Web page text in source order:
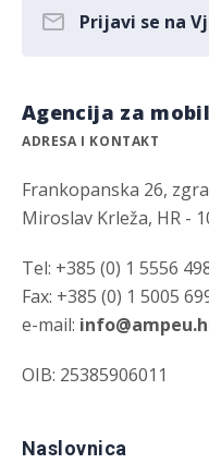
Prijavi se na
Agencija za
ADRESA I KONTAKT
Frankopanska 26,
Miroslav Krleža, HR -
Tel: +385 (0) 1 5556
Fax: +385 (0) 1 5005
e-mail:
OIB: 25385906011
Naslovnica